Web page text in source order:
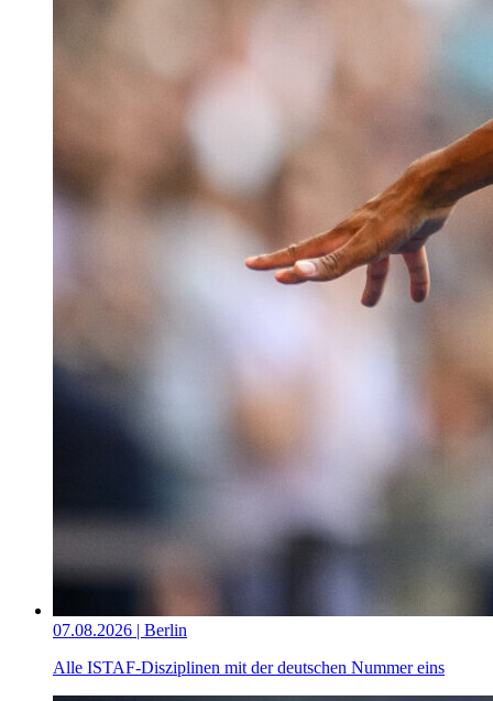
07.08.2026 | Berlin
Alle ISTAF-Disziplinen mit der deutschen Nummer eins